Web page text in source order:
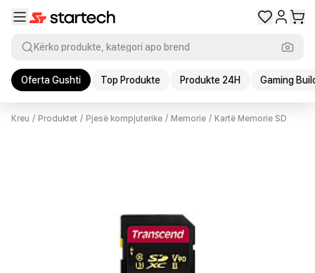
Kërko produkte, kategori apo brend
Oferta Gushti Top Produkte Produkte 24H Gaming
Kreu / Produktet / Pjesë kompjuterike / Memorie / Kartë Memorie SD